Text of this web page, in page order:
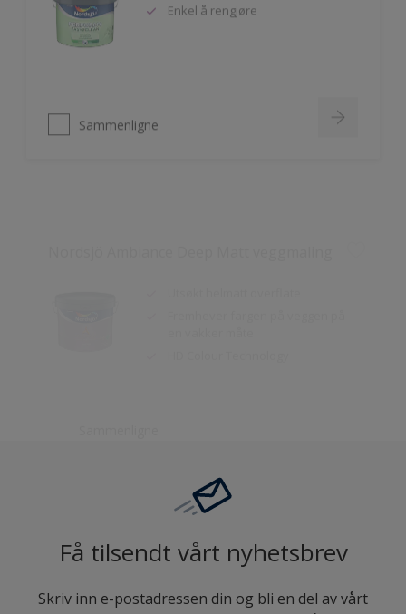
Få tilsendt vårt nyhetsbrev
Skriv inn e-postadressen din og bli en del av vårt